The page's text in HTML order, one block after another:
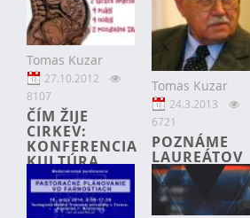
Tomas Kuzar
27.10.2012
8107
ČÍM ŽIJE
CIRKEV:
KONFERENCIA
KULTÚRA
ŽIVOTA -
KULTÚRA PRE
ŽIVOT
Tomas Kuzar
24.3.2013
6721
POZNÁME
LAUREÁTOV
CENY
ANTONA
NEUWIRTHA